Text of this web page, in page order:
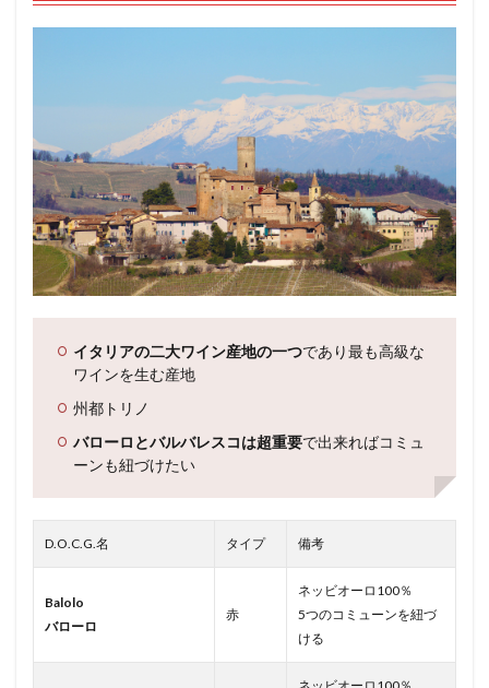
イタリアの二大ワイン産地の一つであり最も高級な
ワインを生む産地
州都トリノ
バローロとバルバレスコは超重要で出来ればコミュ
ーンも紐づけたい
D.O.C.G.名 タイプ 備考
Balolo
バローロ
赤
ネッビオーロ100％
5つのコミューンを紐づ
ける